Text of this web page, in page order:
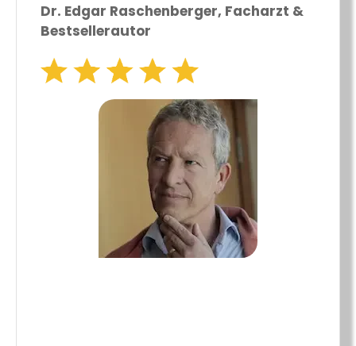
Dr. Edgar Raschenberger, Facharzt &
Bestsellerautor